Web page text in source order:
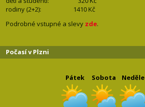
rodiny (2+2): 1410 Kč
Podrobné vstupné a slevy zde.
Počasí v Plzni
Pátek Sobota Neděle